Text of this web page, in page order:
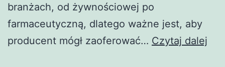
branżach, od żywnościowej po
farmaceutyczną, dlatego ważne jest, aby
producent mógł zaoferować… Czytaj dalej